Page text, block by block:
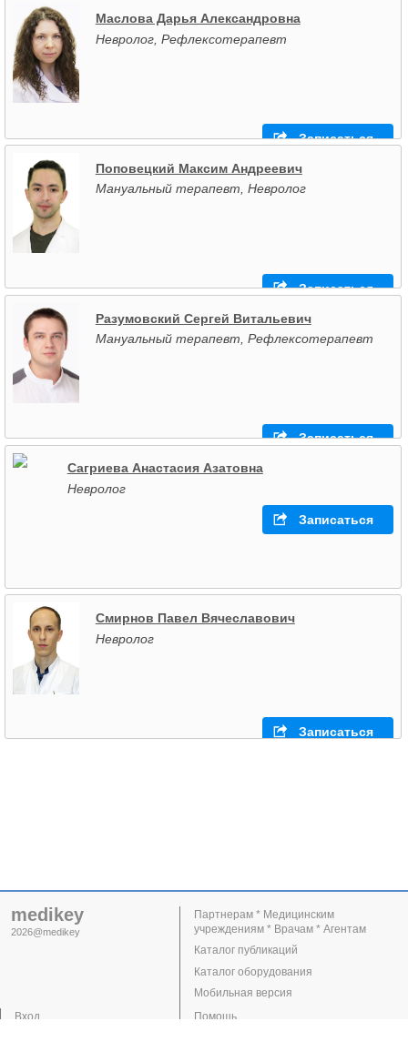
Маслова Дарья Александровна
Невролог, Рефлексотерапевт
Записаться
Поповецкий Максим Андреевич
Мануальный терапевт, Невролог
Записаться
Разумовский Сергей Витальевич
Мануальный терапевт, Рефлексотерапевт
Записаться
Сагриева Анастасия Азатовна
Невролог
Записаться
Смирнов Павел Вячеславович
Невролог
Записаться
medikey
2026@medikey
Вход
Партнерам * Медицинским
учреждениям * Врачам * Агентам
Каталог публикаций
Каталог оборудования
Мобильная версия
Помощь